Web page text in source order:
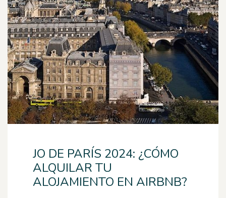
JO DE PARÍS 2024: ¿CÓMO
ALQUILAR TU
ALOJAMIENTO EN AIRBNB?